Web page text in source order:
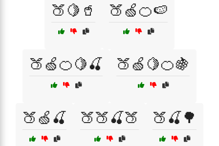
🍑🍋🥤 🍑🍏🍊🍉
🍑🍏🍊🍋🍒 🍑🍏🍋🍊🍇
🍑🍏🍒 🍑🍑🍒🍑 🍑🍒🌳